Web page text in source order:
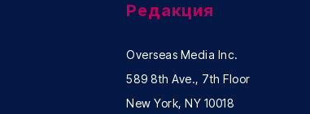
Редакция
Overseas Media Inc.
589 8th Ave., 7th Floor
New York, NY 10018